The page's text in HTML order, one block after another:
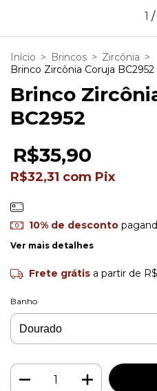
1 /
Início > Brincos > Zircônia >
Brinco Zircônia Coruja BC2952
Brinco
BC2952
R$35,90
R$32,31 com Pix
10% de desconto
Ver mais detalhes
Frete grátis a partir de
Banho